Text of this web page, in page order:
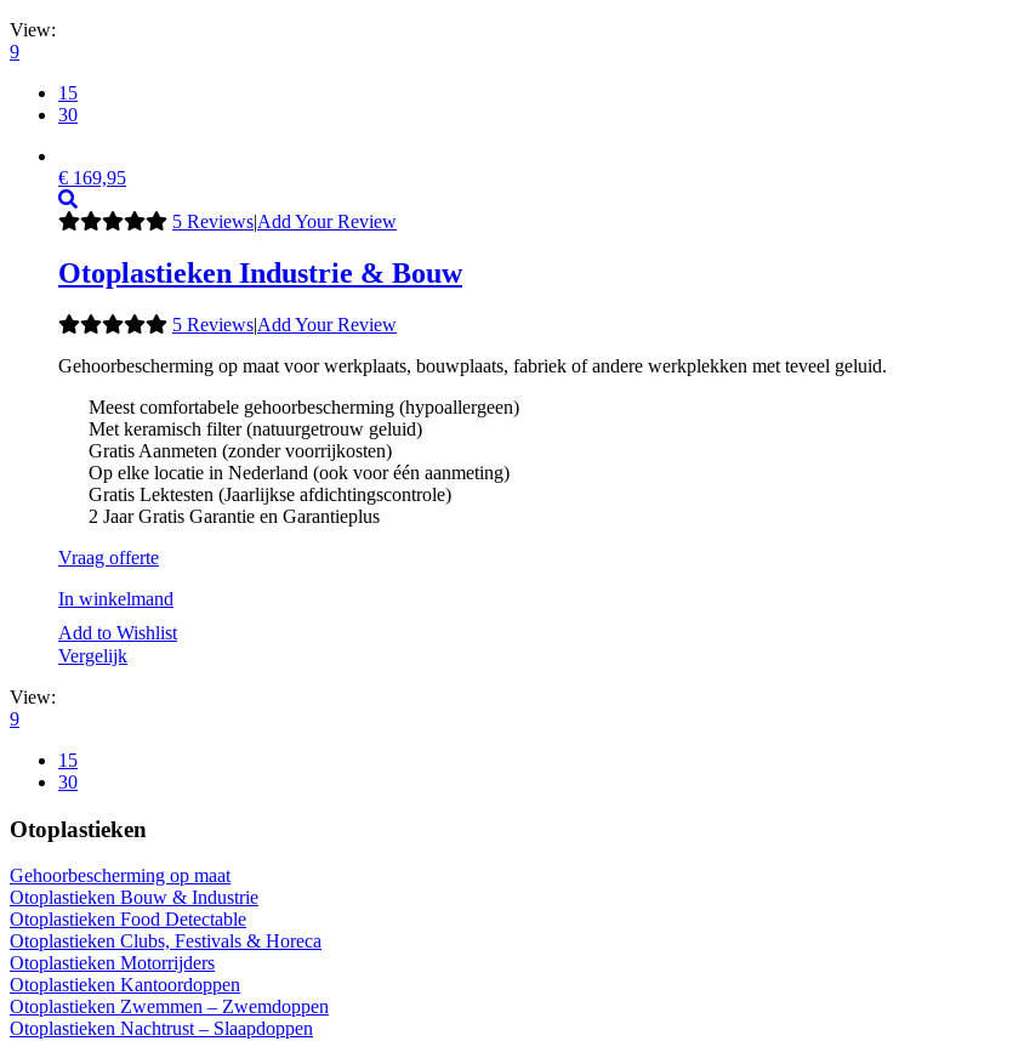
View:
9
15
30
€ 169,95
5 Reviews|Add Your Review
Otoplastieken Industrie & Bouw
5 Reviews|Add Your Review
Gehoorbescherming op maat voor werkplaats, bouwplaats, fabriek of andere werkplekken met teveel geluid.
Meest comfortabele gehoorbescherming (hypoallergeen)
Met keramisch filter (natuurgetrouw geluid)
Gratis Aanmeten (zonder voorrijkosten)
Op elke locatie in Nederland (ook voor één aanmeting)
Gratis Lektesten (Jaarlijkse afdichtingscontrole)
2 Jaar Gratis Garantie en Garantieplus
Vraag offerte
In winkelmand
Add to Wishlist
Vergelijk
View:
9
15
30
Otoplastieken
Gehoorbescherming op maat
Otoplastieken Bouw & Industrie
Otoplastieken Food Detectable
Otoplastieken Clubs, Festivals & Horeca
Otoplastieken Motorrijders
Otoplastieken Kantoordoppen
Otoplastieken Zwemmen – Zwemdoppen
Otoplastieken Nachtrust – Slaapdoppen